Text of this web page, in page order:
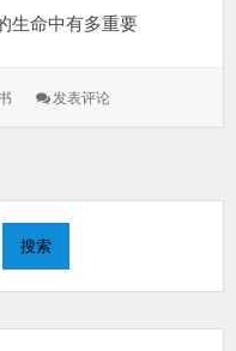
生命中有多重要
发表评论: 我
搜索